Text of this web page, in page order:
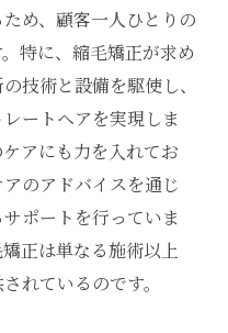
め、顧客一人ひとりの
特に、縮毛矯正が求め
技術と設備を駆使し、
ートヘアを実現しま
アにも力を入れてお
のアドバイスを通じ
ポートを行っていま
正は単なる施術以上
れているのです。